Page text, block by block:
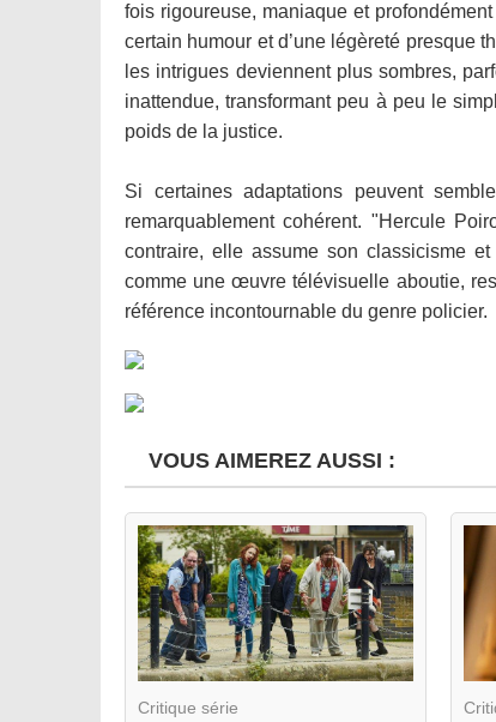
fois rigoureuse, maniaque et
certain humour et d’une légèreté presque
les intrigues deviennent plus sombres,
inattendue, transformant peu à peu le
poids de la justice.
Si certaines adaptations peuvent
remarquablement cohérent. "Hercule
contraire, elle assume son classicisme
comme une œuvre télévisuelle aboutie,
référence incontournable du genre policier.
VOUS AIMEREZ AUSSI :
Critique série